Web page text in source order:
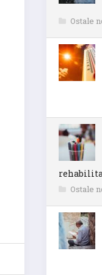
Ostale
Ostale